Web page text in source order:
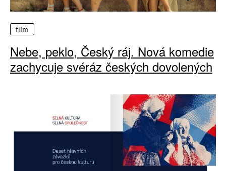
film
Nebe, peklo, Český ráj. Nová komedie
zachycuje svéráz českých dovolených